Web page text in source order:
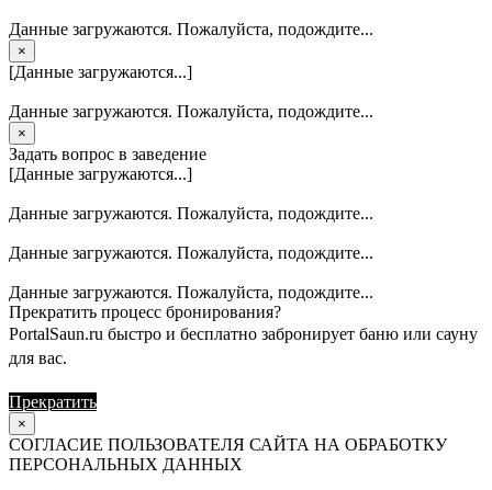
Данные загружаются. Пожалуйста, подождите...
×
[Данные загружаются...]
Данные загружаются. Пожалуйста, подождите...
×
Задать вопрос в заведение
[Данные загружаются...]
Данные загружаются. Пожалуйста, подождите...
Данные загружаются. Пожалуйста, подождите...
Данные загружаются. Пожалуйста, подождите...
Прекратить процесс бронирования?
PortalSaun.ru быстро и бесплатно забронирует баню или сауну
для вас.
Прекратить
×
СОГЛАСИЕ ПОЛЬЗОВАТЕЛЯ САЙТА НА ОБРАБОТКУ
ПЕРСОНАЛЬНЫХ ДАННЫХ